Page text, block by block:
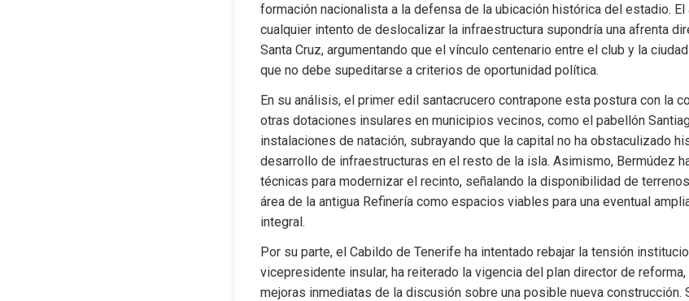
formación nacionalista a la defensa de la ubicación histórica del estadio.
cualquier intento de deslocalizar la infraestructura supondría una afrenta
Santa Cruz, argumentando que el vínculo centenario entre el club y la
que no debe supeditarse a criterios de oportunidad política.
En su análisis, el primer edil santacrucero contrapone esta postura con la
otras dotaciones insulares en municipios vecinos, como el pabellón
instalaciones de natación, subrayando que la capital no ha obstaculizado
desarrollo de infraestructuras en el resto de la isla. Asimismo, Bermúdez
técnicas para modernizar el recinto, señalando la disponibilidad de
área de la antigua Refinería como espacios viables para una eventual
integral.
Por su parte, el Cabildo de Tenerife ha intentado rebajar la tensión
vicepresidente insular, ha reiterado la vigencia del plan director de
mejoras inmediatas de la discusión sobre una posible nueva construcción.